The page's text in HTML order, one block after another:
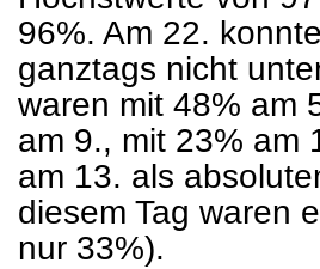
96%. Am 22.
ganztags nicht
waren mit 48% am
am 9., mit 23% am
am 13. als
diesem Tag waren
nur 33%).